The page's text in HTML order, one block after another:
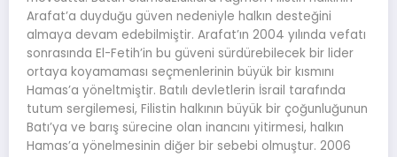
Arafat’a duyduğu güven nedeniyle halkın desteğini
almaya devam edebilmiştir. Arafat’ın 2004 yılında vefatı
sonrasında El-Fetih’in bu güveni sürdürebilecek bir lider
ortaya koyamaması seçmenlerinin büyük bir kısmını
Hamas’a yöneltmiştir. Batılı devletlerin İsrail tarafında
tutum sergilemesi, Filistin halkının büyük bir çoğunluğunun
Batı’ya ve barış sürecine olan inancını yitirmesi, halkın
Hamas’a yönelmesinin diğer bir sebebi olmuştur. 2006